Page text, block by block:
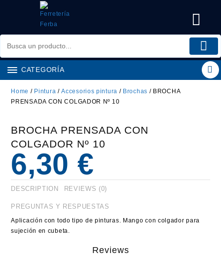
CATEGORÍA
Home / Pintura /Accesorios pintura / Brochas / BROCHA
PRENSADA CON COLGADOR Nº 10
BROCHA PRENSADA CON
COLGADOR Nº 10
6,30 €
DESCRIPTION REVIEWS (0)
PREGUNTAS Y RESPUESTAS
Aplicación con todo tipo de pinturas. Mango con colgador para
sujeción en cubeta.
Reviews